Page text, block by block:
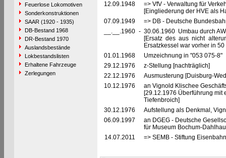
Feuerlose Lokomotiven
Sonderkonstruktionen
SAAR (1920 - 1935)
DB-Bestand 1968
DR-Bestand 1970
Auslandsbestände
Lokbestandslisten
Erhaltene Fahrzeuge
Zerlegungen
12.09.1948
=> VfV - Verwaltung für
[Eingliederung der HVE als
07.09.1949
=> DB - Deutsche
__.__.1960 - 30.06.1960 Umbau durch
[Ersatz des aus nicht
Ersatzkessel war vorher in
01.01.1968
Umzeichnung in "053 075-8"
29.12.1976
z-Stellung [nachträglich]
22.12.1976
Ausmusterung [Duisburg-
10.12.1976
an Vignold Klischee
[29.12.1976 Überführung mit
Tiefenbroich]
30.12.1976
Aufstellung als Denkmal,
06.09.1997
an DGEG - Deutsche
für Museum Bochum-
14.07.2011
=> SEMB - Stiftung